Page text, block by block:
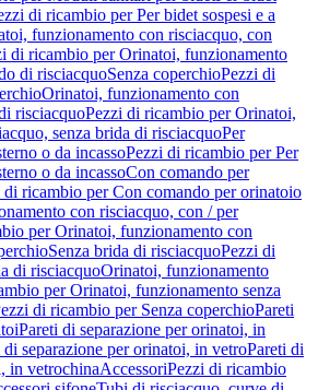
di ricambio per Per bidet sospesi e a
funzionamento con risciacquo, con
di ricambio per Orinatoi, funzionamento
di risciacquoSenza coperchioPezzi di
Orinatoi, funzionamento con
risciacquoPezzi di ricambio per Orinatoi,
senza brida di risciacquoPer
o da incassoPezzi di ricambio per Per
o da incassoCon comando per
di ricambio per Con comando per orinatoio
con risciacquo, con / per
per Orinatoi, funzionamento con
Senza brida di risciacquoPezzi di
di risciacquoOrinatoi, funzionamento
per Orinatoi, funzionamento senza
di ricambio per Senza coperchioPareti
Pareti di separazione per orinatoi, in
di separazione per orinatoi, in vetroPareti di
in vetrochinaAccessoriPezzi di ricambio